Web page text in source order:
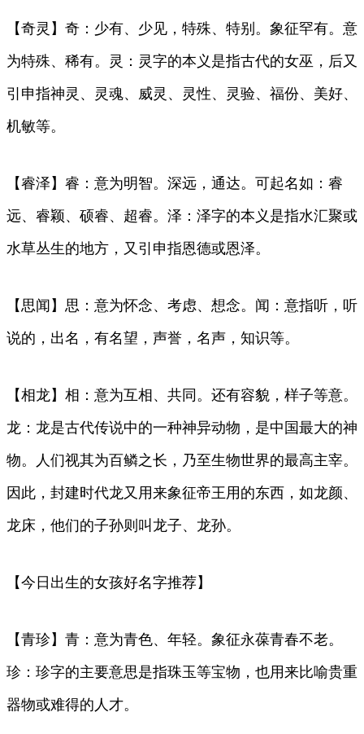
【奇灵】奇：少有、少见，特殊、特别。象征罕有。意
为特殊、稀有。灵：灵字的本义是指古代的女巫，后又
引申指神灵、灵魂、威灵、灵性、灵验、福份、美好、
机敏等。
【睿泽】睿：意为明智。深远，通达。可起名如：睿
远、睿颖、硕睿、超睿。泽：泽字的本义是指水汇聚或
水草丛生的地方，又引申指恩德或恩泽。
【思闻】思：意为怀念、考虑、想念。闻：意指听，听
说的，出名，有名望，声誉，名声，知识等。
【相龙】相：意为互相、共同。还有容貌，样子等意。
龙：龙是古代传说中的一种神异动物，是中国最大的神
物。人们视其为百鳞之长，乃至生物世界的最高主宰。
因此，封建时代龙又用来象征帝王用的东西，如龙颜、
龙床，他们的子孙则叫龙子、龙孙。
【今日出生的女孩好名字推荐】
【青珍】青：意为青色、年轻。象征永葆青春不老。
珍：珍字的主要意思是指珠玉等宝物，也用来比喻贵重
器物或难得的人才。